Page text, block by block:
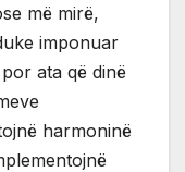
më mirë,
imponuar
ata që dinë
harmoninë